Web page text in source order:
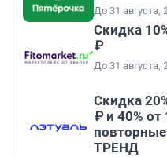
До 31 августа,
Скидка
₽
До 31 августа,
Скидка
₽ и 40%
ТРЕНД